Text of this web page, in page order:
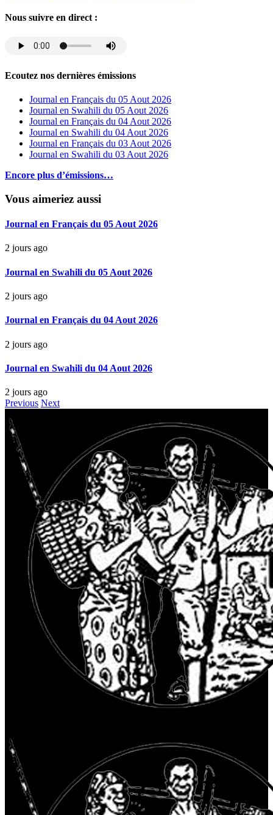
Nous suivre en direct :
Ecoutez nos dernières émissions
Journal en Français du 05 Aout 2026
Journal en Swahili du 05 Aout 2026
Journal en Français du 04 Aout 2026
Journal en Swahili du 04 Aout 2026
Journal en Français du 03 Aout 2026
Journal en Swahili du 03 Aout 2026
Encore plus d’émissions…
Vous aimeriez aussi
Journal en Français du 05 Aout 2026
2 jours ago
Journal en Swahili du 05 Aout 2026
2 jours ago
Journal en Français du 04 Aout 2026
2 jours ago
Journal en Swahili du 04 Aout 2026
2 jours ago
Previous Next